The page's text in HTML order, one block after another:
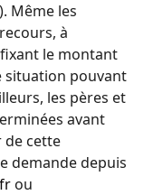
Même les
à
le montant
situation pouvant
les pères et
avant
de cette
demande depuis
ou